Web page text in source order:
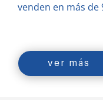
venden en más de
ver más